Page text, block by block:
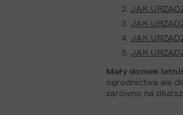
JAK
JAK
JAK
Mały domek
ogrodnictwa ale
zarówno na